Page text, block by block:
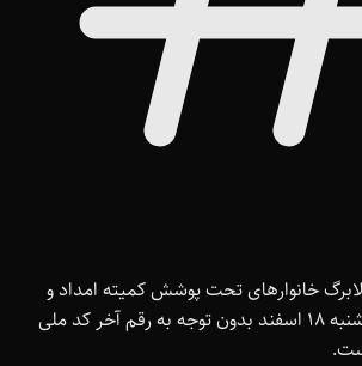
خانوارهای تحت پوشش کمیته امداد و
سازمان بهزیستی از دوشنبه 18 اسفند بدون توجه به رقم آخر کد ملی